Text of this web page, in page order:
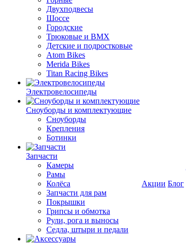
Двухподвесы
Шоссе
Городские
Трюковые и BMX
Детские и подростковые
Atom Bikes
Merida Bikes
Titan Racing Bikes
Электровелосипеды
Cноуборды и комплектующие
Сноуборды
Крепления
Ботинки
Запчасти
Камеры
Рамы
Колёса
Запчасти для рам
Покрышки
Грипсы и обмотка
Рули, рога и выносы
Седла, штыри и педали
Акции Блог